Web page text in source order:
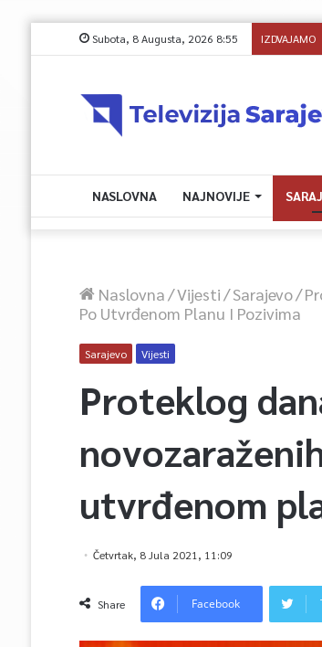
Subota, 8 Augusta, 2026 8:55 IZDVAJAMO
NASLOVNA NAJNOVIJE
Naslovna/Vijesti/Sarajevo/
Po Utvrđenom Planu I Pozivima
Sarajevo Vijesti
Proteklog
utvrđenom
Četvrtak, 8 Jula 2021, 11:09
Share Facebook